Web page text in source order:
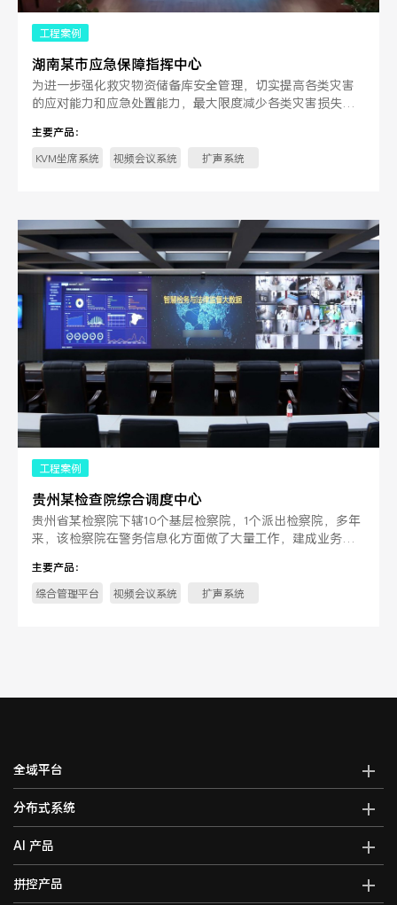
工程案例
湖南某市应急保障指挥中心
为进一步强化救灾物资储备库安全管理，切实提高各类灾害
的应对能力和应急处置能力，最大限度减少各类灾害损失，
主要产品：
KVM坐席系统
视频会议系统 扩声系统
工程案例
贵州某检查院综合调度中心
贵州省某检察院下辖10个基层检察院，1个派出检察院，多年
来，该检察院在警务信息化方面做了大量工作，建成业务应
主要产品：
综合管理平台
视频会议系统 扩声系统
全域平台
全域智能矩阵系统
分布式系统
光纤kvm坐席系统
AI 产品
拼控产品